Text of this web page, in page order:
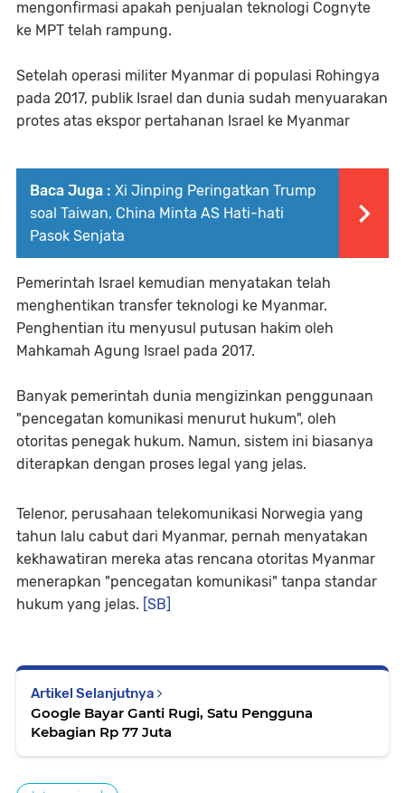
mengonfirmasi apakah penjualan teknologi Cognyte
ke MPT telah rampung.
Setelah operasi militer Myanmar di populasi Rohingya
pada 2017, publik Israel dan dunia sudah menyuarakan
protes atas ekspor pertahanan Israel ke Myanmar
Baca Juga : Xi Jinping Peringatkan Trump
soal Taiwan, China Minta AS Hati-hati
Pasok Senjata
Pemerintah Israel kemudian menyatakan telah
menghentikan transfer teknologi ke Myanmar.
Penghentian itu menyusul putusan hakim oleh
Mahkamah Agung Israel pada 2017.
Banyak pemerintah dunia mengizinkan penggunaan
"pencegatan komunikasi menurut hukum", oleh
otoritas penegak hukum. Namun, sistem ini biasanya
diterapkan dengan proses legal yang jelas.
Telenor, perusahaan telekomunikasi Norwegia yang
tahun lalu cabut dari Myanmar, pernah menyatakan
kekhawatiran mereka atas rencana otoritas Myanmar
menerapkan "pencegatan komunikasi" tanpa standar
hukum yang jelas. [SB]
Artikel Selanjutnya
Google Bayar Ganti Rugi, Satu Pengguna
Kebagian Rp 77 Juta